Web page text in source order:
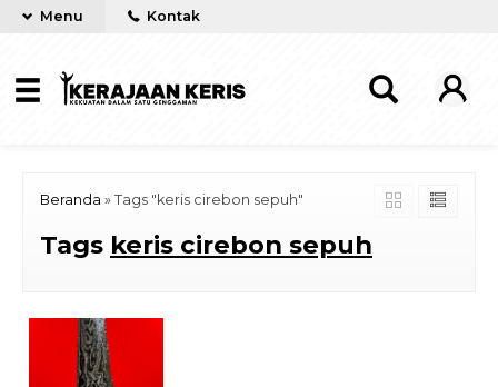
Menu Kontak
Beranda » Tags "keris cirebon sepuh"
Tags keris cirebon sepuh